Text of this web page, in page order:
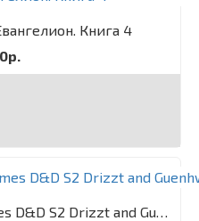
Книга 4
Фигурка Funko POP! Games D&D S2 Drizzt and Guenhwyvar 2PK